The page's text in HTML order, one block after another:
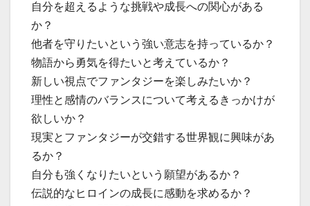
自分を超えるような挑戦や成長への関心がある
か？
他者を守りたいという強い意志を持っているか？
物語から勇気を得たいと考えているか？
新しい視点でファンタジーを楽しみたいか？
理性と感情のバランスについて考えるきっかけが
欲しいか？
現実とファンタジーが交錯する世界観に興味があ
るか？
自分も強くなりたいという願望があるか？
伝説的なヒロインの成長に感動を求めるか？